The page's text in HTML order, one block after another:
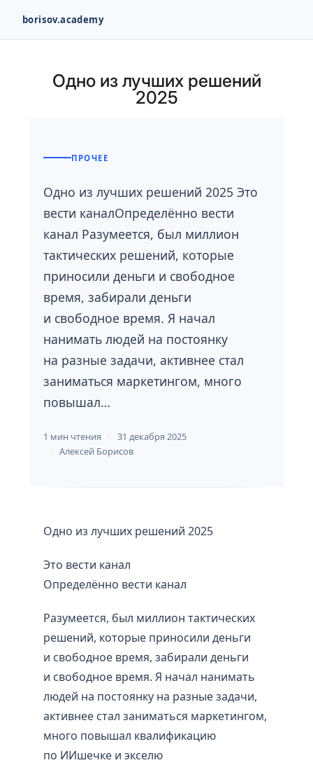
borisov.academy
содержимомуОдно из лучших решений
2025
ПРОЧЕЕ
Одно из лучших решений 2025 Это
вести каналОпределённо вести
канал Разумеется, был миллион
тактических решений, которые
приносили деньги и свободное
время, забирали деньги
и свободное время. Я начал
нанимать людей на постоянку
на разные задачи, активнее стал
заниматься маркетингом, много
повышал…
1 мин чтения
31 декабря 2025
Алексей Борисов
Одно из лучших решений 2025
Это вести канал
Определённо вести канал
Разумеется, был миллион тактических
решений, которые приносили деньги
и свободное время, забирали деньги
и свободное время. Я начал нанимать
людей на постоянку на разные задачи,
активнее стал заниматься маркетингом,
много повышал квалификацию
по ИИшечке и экселю